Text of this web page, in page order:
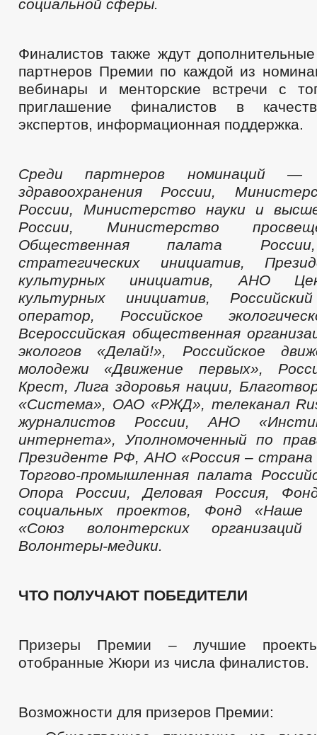
социальной сферы.
Финалистов также ждут
партнеров Премии по каждой из
вебинары и менторские встречи с
приглашение финалистов в
экспертов, информационная поддержка.
Среди партнеров номинаций —
здравоохранения России,
России, Министерство науки и
России, Министерство
Общественная палата
стратегических инициатив,
культурных инициатив, АНО
культурных инициатив, Российский
оператор, Российское
Всероссийская общественная
экологов «Делай!», Российское
молодежи «Движение первых»,
Крест, Лига здоровья нации,
«Система», ОАО «РЖД», телеканал
журналистов России, АНО
интернета», Уполномоченный по
Президенте РФ, АНО «Россия – страна
Торгово-промышленная палата
Опора России, Деловая Россия,
социальных проектов, Фонд «Наше
«Союз волонтерских
Волонтеры-медики.
ЧТО ПОЛУЧАЮТ ПОБЕДИТЕЛИ
Призеры Премии – лучшие
отобранные Жюри из числа финалистов.
Возможности для призеров Премии: